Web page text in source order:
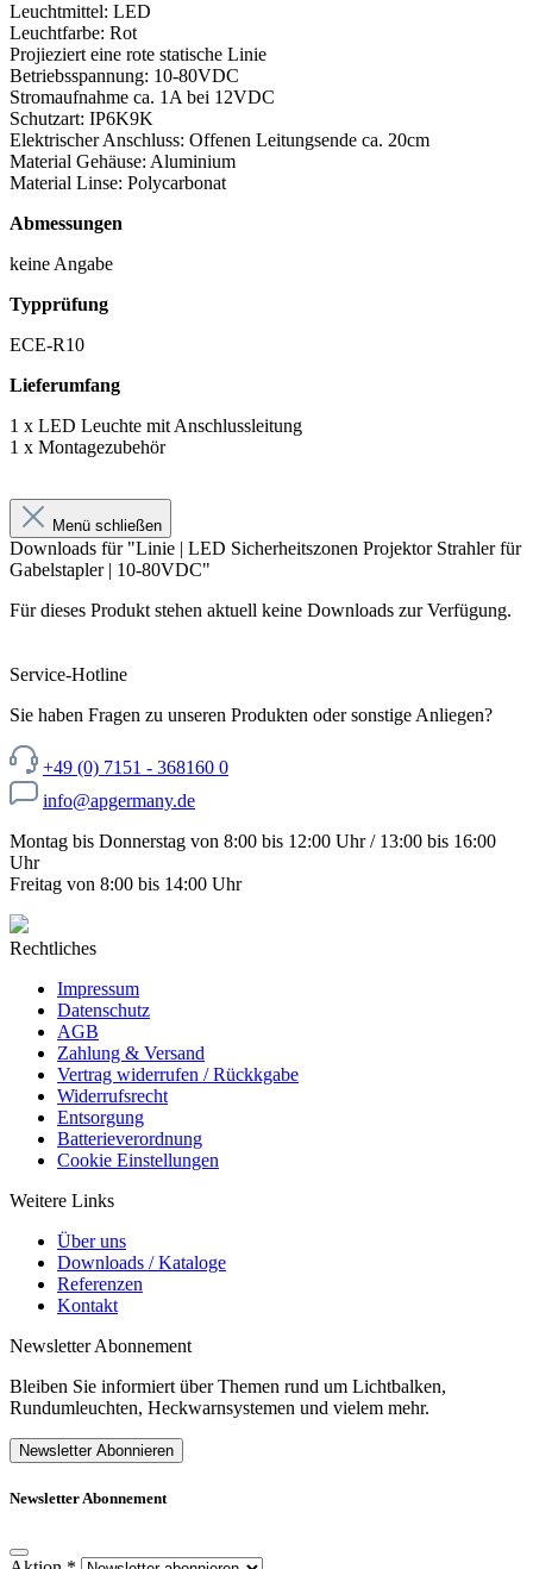
Leuchtmittel: LED
Leuchtfarbe: Rot
Projieziert eine rote statische Linie
Betriebsspannung: 10-80VDC
Stromaufnahme ca. 1A bei 12VDC
Schutzart: IP6K9K
Elektrischer Anschluss: Offenen Leitungsende ca. 20cm
Material Gehäuse: Aluminium
Material Linse: Polycarbonat
Abmessungen
keine Angabe
Typprüfung
ECE-R10
Lieferumfang
1 x LED Leuchte mit Anschlussleitung
1 x Montagezubehör
Menü schließen
Downloads für "Linie | LED Sicherheitszonen Projektor Strahler für
Gabelstapler | 10-80VDC"
Für dieses Produkt stehen aktuell keine Downloads zur Verfügung.
Service-Hotline
Sie haben Fragen zu unseren Produkten oder sonstige Anliegen?
+49 (0) 7151 - 368160 0
info@apgermany.de
Montag bis Donnerstag von 8:00 bis 12:00 Uhr / 13:00 bis 16:00
Uhr
Freitag von 8:00 bis 14:00 Uhr
Rechtliches
Impressum
Datenschutz
AGB
Zahlung & Versand
Vertrag widerrufen / Rückkgabe
Widerrufsrecht
Entsorgung
Batterieverordnung
Cookie Einstellungen
Weitere Links
Über uns
Downloads / Kataloge
Referenzen
Kontakt
Newsletter Abonnement
Bleiben Sie informiert über Themen rund um Lichtbalken,
Rundumleuchten, Heckwarnsystemen und vielem mehr.
Newsletter Abonnieren
Newsletter Abonnement